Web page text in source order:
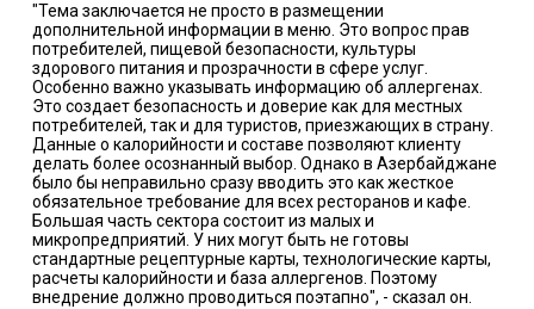
"Тема заключается не просто в размещении
дополнительной информации в меню. Это вопрос прав
потребителей, пищевой безопасности, культуры
здорового питания и прозрачности в сфере услуг.
Особенно важно указывать информацию об аллергенах.
Это создает безопасность и доверие как для местных
потребителей, так и для туристов, приезжающих в страну.
Данные о калорийности и составе позволяют клиенту
делать более осознанный выбор. Однако в Азербайджане
было бы неправильно сразу вводить это как жесткое
обязательное требование для всех ресторанов и кафе.
Большая часть сектора состоит из малых и
микропредприятий. У них могут быть не готовы
стандартные рецептурные карты, технологические карты,
расчеты калорийности и база аллергенов. Поэтому
внедрение должно проводиться поэтапно", - сказал он.